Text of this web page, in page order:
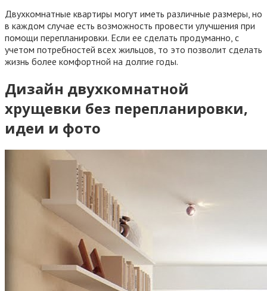
Двухкомнатные квартиры могут иметь различные размеры, но
в каждом случае есть возможность провести улучшения при
помощи перепланировки. Если ее сделать продуманно, с
учетом потребностей всех жильцов, то это позволит сделать
жизнь более комфортной на долгие годы.
Дизайн двухкомнатной
хрущевки без перепланировки,
идеи и фото